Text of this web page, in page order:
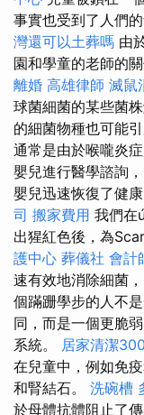
事實也受到了人們的
灣還可以土葬嗎 由
園和學童的老師的
離婚 高雄律師 滅鼠
球菌細菌的某些菌
的細菌物種也可能
通常是由於喉嚨炎
嬰兒進行醫學諮詢
嬰兒迅速恢復了健康
司 搬家費用 我們在
出猩紅色後，為
護中心 葬儀社 會計
速有效地消除細菌
個蹣跚學步的人不
同，而是一個更脆
系統。 居家清潔
在兒童中，例如免
和腎結石。 洗碗槽
於母體抗體阻止了